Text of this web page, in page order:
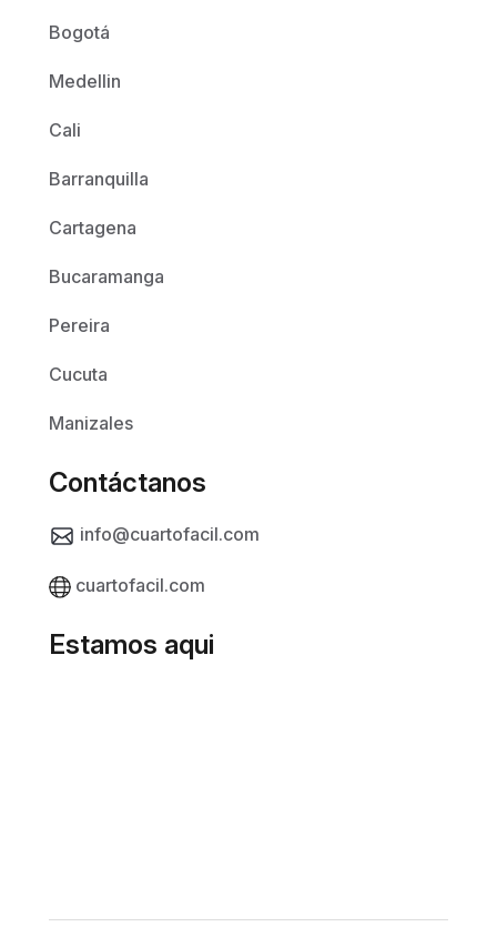
Bogotá
Medellin
Cali
Barranquilla
Cartagena
Bucaramanga
Pereira
Cucuta
Manizales
Contáctanos
info@cuartofacil.com
cuartofacil.com
Estamos aqui